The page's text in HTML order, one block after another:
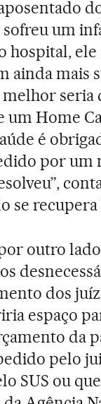
sofreu um
hospital, ele
ainda mais
seria
um Home
é
por um
se
outro
dos
espaço
da
pelo
SUS ou